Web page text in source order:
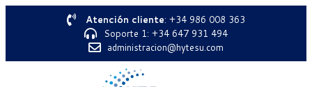
Atención cliente: +34 986 008 363
Soporte 1: +34 647 931 494
administracion@hytesu.com